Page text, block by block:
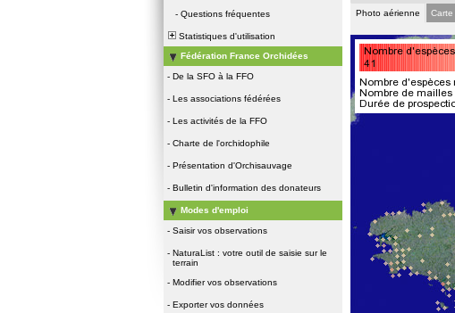
- Questions fréquentes
Statistiques d'utilisation
Fédération France Orchidées
- De la SFO à la FFO
- Les associations fédérées
- Les activités de la FFO
- Charte de l'orchidophile
- Présentation d'Orchisauvage
- Bulletin d'information des donateurs
Modes d'emploi
- Saisir vos observations
- NaturaList : votre outil de saisie sur le
terrain
- Modifier vos observations
- Exporter vos données
Photo aérienne